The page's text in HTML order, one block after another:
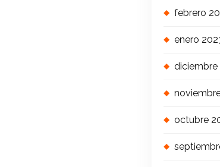
febrero
enero
diciembre
octubre